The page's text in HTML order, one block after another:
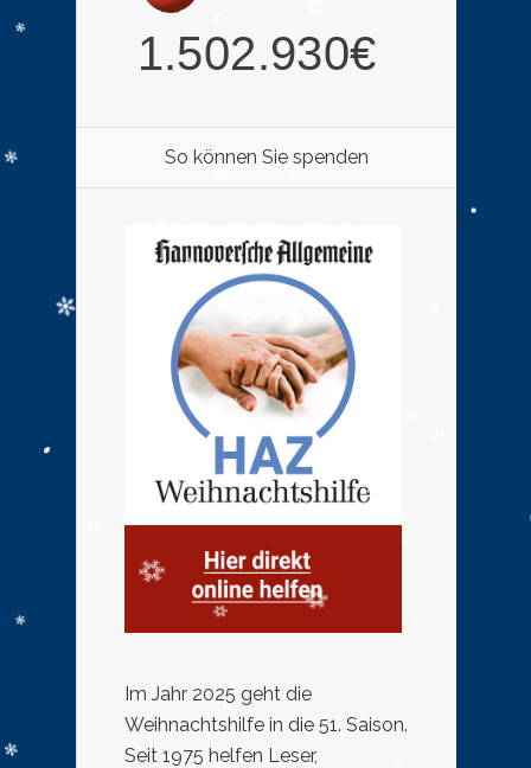
So können Sie spenden
Im Jahr 2025 geht die
Weihnachtshilfe in die 51. Saison.
Seit 1975 helfen Leser,